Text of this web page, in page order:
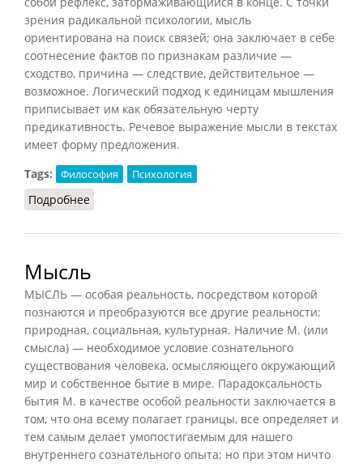
зрения радикальной психологии, мысль
ориентирована на поиск связей; она заключает в себе
соотнесение фактов по признакам различие —
сходство, причина — следствие, действительное —
возможное. Логический подход к единицам мышления
приписывает им как обязательную черту
предикативность. Речевое выражение мысли в текстах
имеет форму предложения.
Tags:
Философия Психология
Подробнее
Мысль
МЫСЛЬ — особая реальность, посредством которой
познаются и преобразуются все другие реальности:
природная, социальная, культурная. Наличие М. (или
смысла) — необходимое условие сознательного
существования человека, осмысляющего окружающий
мир и собственное бытие в мире. Парадоксальность
бытия М. в качестве особой реальности заключается в
том, что она всему полагает границы, все определяет и
тем самым делает умопостигаемым для нашего
внутреннего сознательного опыта; но при этом ничто